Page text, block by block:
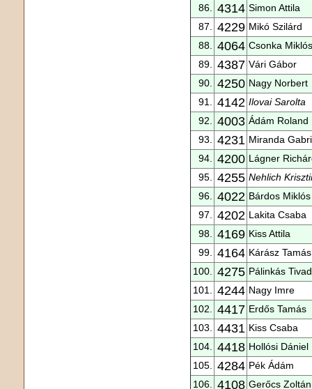
86.
4314 Simon Attila
87.
4229 Mikó Szilárd
88.
4064 Csonka Miklós
89.
4387 Vári Gábor
90.
4250 Nagy Norbert
91.
4142 Ilovai Sarolta
92.
4003 Ádám Roland
93.
4231 Miranda
94.
4200 Lágner
95.
4255 Nehlich
96.
4022 Bárdos Miklós
97.
4202 Lakita Csaba
98.
4169 Kiss Attila
99.
4164 Kárász Tamás
100.
4275 Pálinkás
101.
4244 Nagy Imre
102.
4417 Erdős Tamás
103.
4431 Kiss Csaba
104.
4418 Hollósi Dániel
105.
4284 Pék Ádám
106.
4108 Gerőcs Zoltán